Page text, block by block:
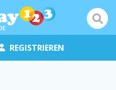
REGISTRIEREN